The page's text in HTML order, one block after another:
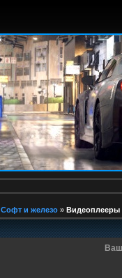
Софт и железо » Видеоплееры